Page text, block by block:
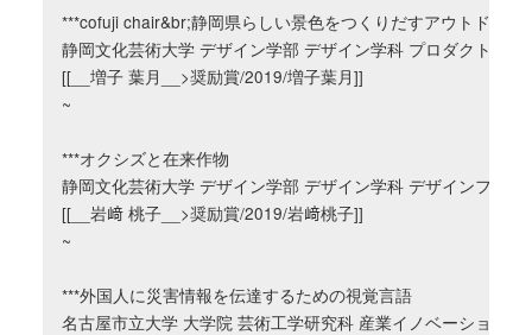
***cofuji chair&br;静岡県らしい景色をつくりだすアウトドアチ
静岡文化芸術大学 デザイン学部 デザイン学科 プロダクト領域
[[__増子 葉月__>奨励賞/2019/増子葉月]]
~
***オクシズと在来作物
静岡文化芸術大学 デザイン学部 デザイン学科 デザインフィロ
[[__岩﨑 桃子__>奨励賞/2019/岩﨑桃子]]
~
***外国人に災害情報を伝達するための視覚言語
名古屋市立大学 大学院 芸術工学研究科 産業イノベーションデ